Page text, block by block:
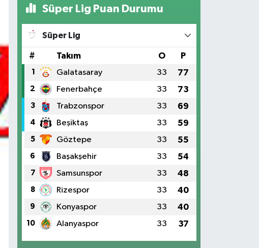
Süper Lig Puan Durumu
Süper Lig
# Takım O P
1 Galatasaray 33 77
2 Fenerbahçe 33 73
3 Trabzonspor 33 69
4 Beşiktaş 33 59
5 Göztepe 33 55
6 Başakşehir 33 54
7 Samsunspor 33 48
8 Rizespor 33 40
9 Konyaspor 33 40
10 Alanyaspor 33 37